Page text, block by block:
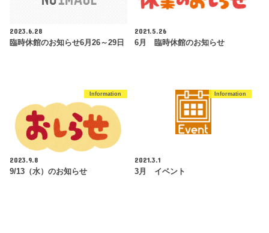
2023.6.28
臨時休館のお知らせ6月26～29日
2021.5.26
6月 臨時休館のお知らせ
Information
2023.9.8
9/13（水）のお知らせ
Information
2021.3.1
3月 イベント